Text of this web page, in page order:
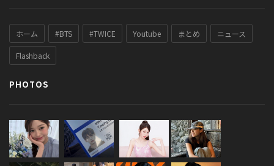
ホーム #BTS #TWICE Youtube まとめ ニュース
Flashback
PHOTOS